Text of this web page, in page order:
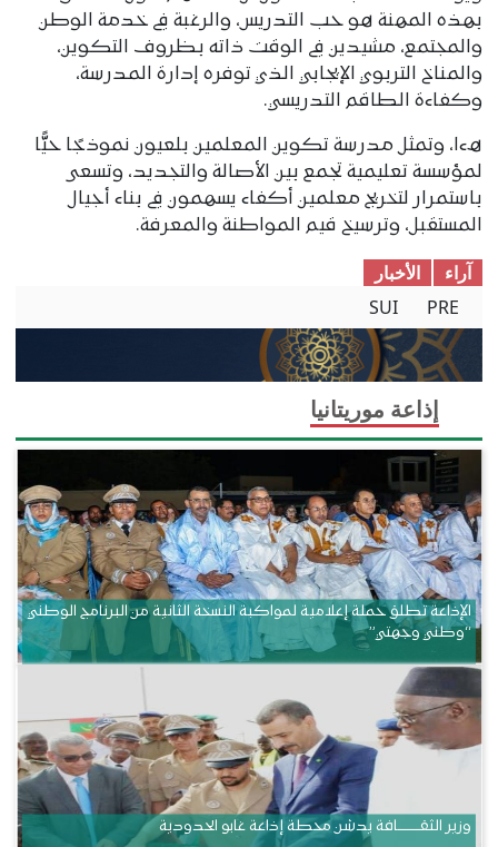
بهذه المهنة هو حب التدريس، والرغبة في خدمة الوطن
والمجتمع، مشيدين في الوقت ذاته بظروف التكوين،
والمناخ التربوي الإيجابي الذي توفره إدارة المدرسة،
وكفاءة الطاقم التدريسي.
ھءا، وتمثل مدرسة تكوين المعلمين بلعيون نموذجًا حيًّا
لمؤسسة تعليمية تجمع بين الأصالة والتجديد، وتسعى
باستمرار لتخريج معلمين أكفاء يسهمون في بناء أجيال
المستقبل، وترسيخ قيم المواطنة والمعرفة.
آراء
الأخبار
PRE
SUI
إذاعة موريتانيا
الإذاعة تطلق حملة إعلامية لمواكبة النسخة الثانية من البرنامج الوطني
“وطني وجهتي”
وزير الثقــــــــــافة يدشن محطة إذاعة غابو الحدودية